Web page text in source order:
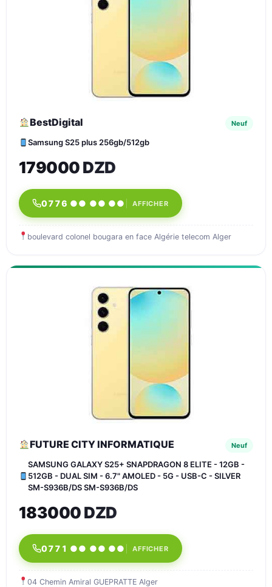
BestDigital Neuf
Samsung S25 plus 256gb/512gb
179000 DZD
0776 ●● ●● ●● AFFICHER
boulevard colonel bougara en face Algérie telecom Alger
FUTURE CITY INFORMATIQUE Neuf
SAMSUNG GALAXY S25+ SNAPDRAGON 8 ELITE - 12GB -
512GB - DUAL SIM - 6.7" AMOLED - 5G - USB-C - SILVER
SM-S936B/DS SM-S936B/DS
183000 DZD
0771 ●● ●● ●● AFFICHER
04 Chemin Amiral GUEPRATTE Alger